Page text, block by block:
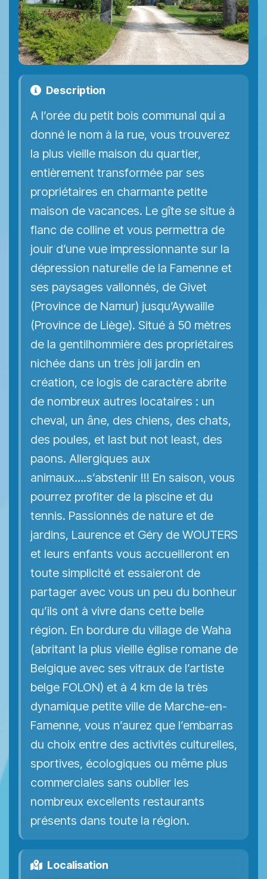
Description
A l’orée du petit bois communal qui a
donné le nom à la rue, vous trouverez
la plus vieille maison du quartier,
entièrement transformée par ses
propriétaires en charmante petite
maison de vacances. Le gîte se situe à
flanc de colline et vous permettra de
jouir d’une vue impressionnante sur la
dépression naturelle de la Famenne et
ses paysages vallonnés, de Givet
(Province de Namur) jusqu’Aywaille
(Province de Liège). Situé à 50 mètres
de la gentilhommière des propriétaires
nichée dans un très joli jardin en
création, ce logis de caractère abrite
de nombreux autres locataires : un
cheval, un âne, des chiens, des chats,
des poules, et last but not least, des
paons. Allergiques aux
animaux….s’abstenir !!! En saison, vous
pourrez profiter de la piscine et du
tennis. Passionnés de nature et de
jardins, Laurence et Géry de WOUTERS
et leurs enfants vous accueilleront en
toute simplicité et essaieront de
partager avec vous un peu du bonheur
qu’ils ont à vivre dans cette belle
région. En bordure du village de Waha
(abritant la plus vieille église romane de
Belgique avec ses vitraux de l’artiste
belge FOLON) et à 4 km de la très
dynamique petite ville de Marche-en-
Famenne, vous n’aurez que l’embarras
du choix entre des activités culturelles,
sportives, écologiques ou même plus
commerciales sans oublier les
nombreux excellents restaurants
présents dans toute la région.
Localisation